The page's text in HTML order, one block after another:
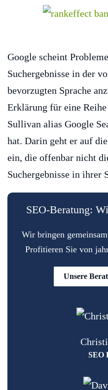
Google scheint
Suchergebnisse in der
bevorzugten Sprache
Erklärung für eine
Sullivan alias Google
hat. Darin geht er auf
ein, die offenbar nicht
Suchergebnisse in ihrer
SEO-Beratung:
Wir bringen
Profitieren Sie von
Unsere
SEO